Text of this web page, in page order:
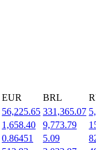
EUR BRL
56,225.65 331,365.07
1,658.40 9,773.79
0.86451 5.09